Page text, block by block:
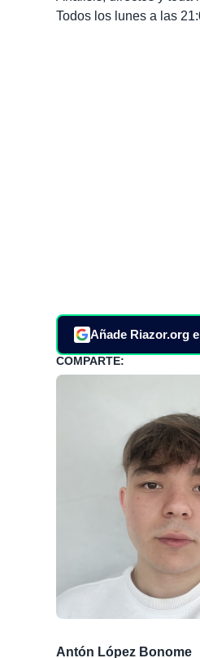
Todos los lunes a las
Añade Riazor.org
COMPARTE:
Antón López Bonome